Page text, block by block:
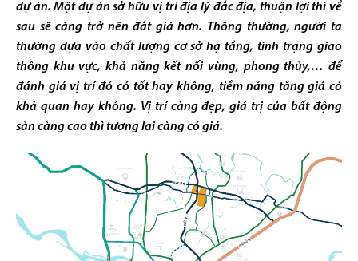
dự án. Một dự án sở hữu vị trí địa lý đắc địa, thuận lợi thì về
sau sẽ càng trở nên đắt giá hơn. Thông thường, người ta
thường dựa vào chất lượng cơ sở hạ tầng, tình trạng giao
thông khu vực, khả năng kết nối vùng, phong thủy,… để
đánh giá vị trí đó có tốt hay không, tiềm năng tăng giá có
khả quan hay không. Vị trí càng đẹp, giá trị của bất động
sản càng cao thì tương lai càng có giá.